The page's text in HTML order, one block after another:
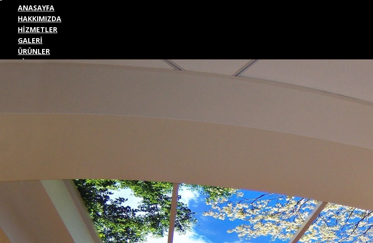
ANASAYFA
HAKKIMIZDA
HİZMETLER
GALERİ
ÜRÜNLER
BİZE ULAŞIN